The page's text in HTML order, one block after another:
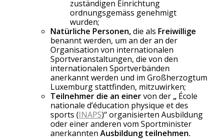
zuständigen Einrichtung
ordnungsgemäss genehmigt
wurden;
Natürliche Personen,die als Freiwillige
benannt werden, um an der an der
Organisation von internationalen
Sportveranstaltungen, die von den
internationalen Sportverbänden
anerkannt werden und im Großherzogtum
Luxemburg stattfinden, mitzuwirken;
Teilnehmer die an einervon der „ École
nationale d’éducation physique et des
sports (INAPS)“ organisierten Ausbildung
oder einer anderen vom Sportminister
anerkanntenAusbildung teilnehmen.